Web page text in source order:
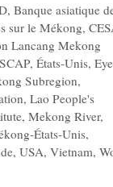
,Banque asiatique
sur le Mékong,
Lancang Mekong
, États-Unis,
Subregion,
, Lao People's
, Mekong River,
États-Unis,
, USA, Vietnam,